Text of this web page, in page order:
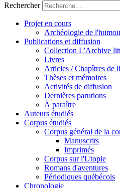
Rechercher
Projet en cours
Archéologie de
Publications et diffusion
Collection L'Archive
Livres
Articles / Chapîtres de
Thèses et mémoires
Activités de diffusion
Dernières parutions
À paraître
Auteurs étudiés
Corpus étudiés
Corpus général de la
Manuscrits
Imprimés
Corpus sur l'Utopie
Romans d'aventures
Périodiques québécois
Chronologie